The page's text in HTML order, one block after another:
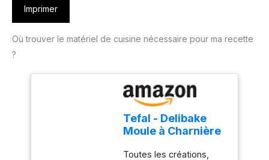
Imprimer
Où trouver le matériel de cuisine nécessaire pour ma recette
?
Tefal - Delibake
Moule à Charnière
cm - Rouge
Toutes les créations,